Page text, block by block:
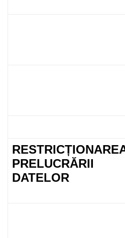
PRELUCRĂRII
DATELOR